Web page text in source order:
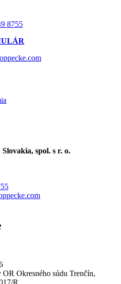
8755
spol. s r. o.
Okresného súdu Trenčín,